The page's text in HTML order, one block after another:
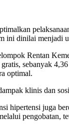
ini dinilai menjadi
Rentan
sebanyak
optimal.
klinis dan
hipertensi juga
pengobatan,